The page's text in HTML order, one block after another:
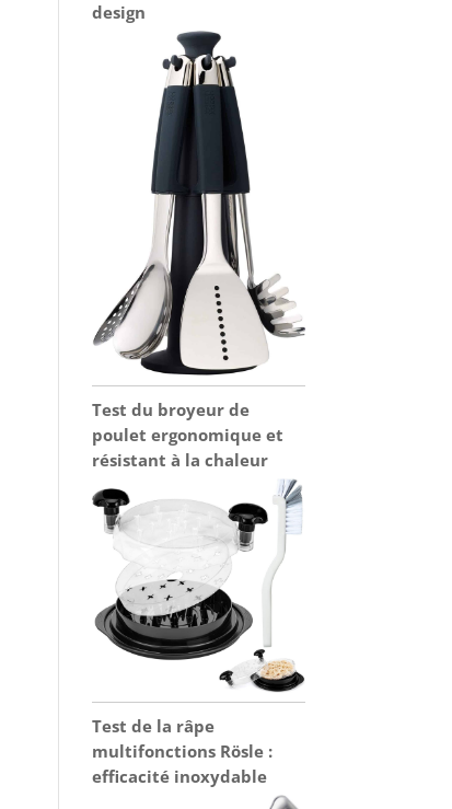
design
Test du broyeur de
poulet ergonomique et
résistant à la chaleur
Test de la râpe
multifonctions Rösle :
efficacité inoxydable